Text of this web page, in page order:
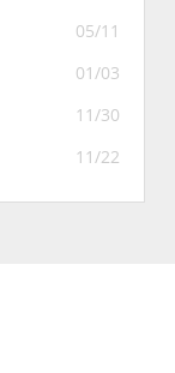
05/11
01/03
11/30
11/22